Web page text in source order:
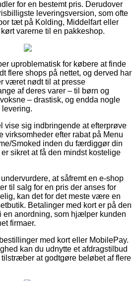
for en bestemt pris. Derudover
leveringsversion, som ofte
tæt på Kolding, Middelfart eller
varerne til en pakkeshop.
uproblematisk for købere at finde
flere shops på nettet, og derved har
været nødt til at presse
af deres varer – til børn og
– drastisk, og endda nogle
levering.
vise sig indbringende at efterprøve
virksomheder efter rabat på Menu
Smoked inden du færdiggør din
sikret at få den mindst kostelige
at såfremt en e-shop
til salg for en pris der anses for
kan det for det meste være en
Betalinger med kort er på den
en anordning, som hjælper kunden
firmaer.
med kort eller MobilePay.
kan du udnytte et afdragstilbud
at godtgøre beløbet af flere